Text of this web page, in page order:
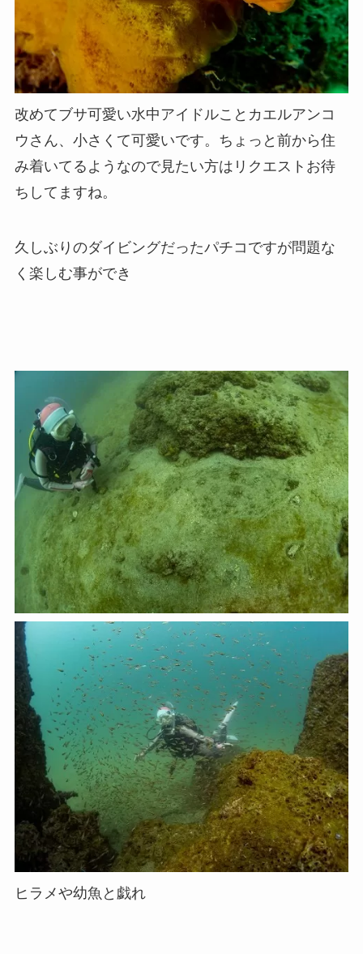
改めてブサ可愛い水中アイドルことカエルアンコ
ウさん、小さくて可愛いです。ちょっと前から住
み着いてるようなので見たい方はリクエストお待
ちしてますね。
久しぶりのダイビングだったパチコですが問題な
く楽しむ事ができ
ヒラメや幼魚と戯れ